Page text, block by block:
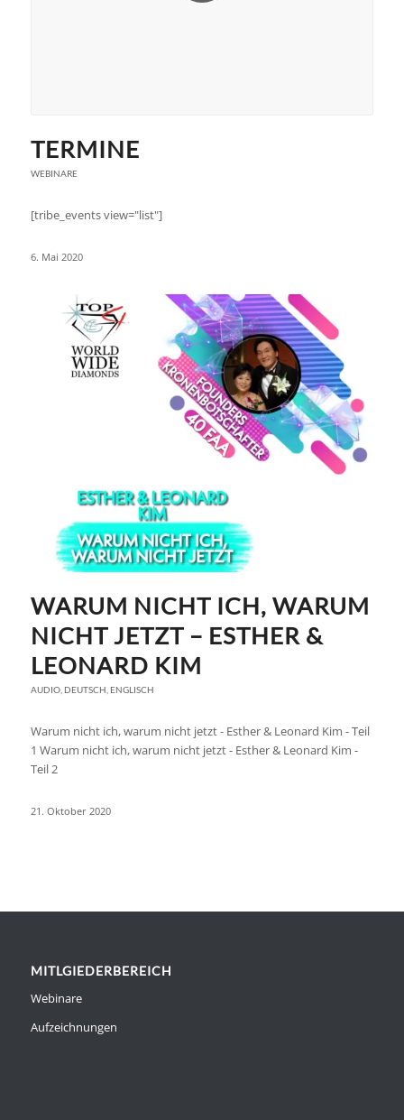
TERMINE
WEBINARE
[tribe_events view="list"]
6. Mai 2020
WARUM NICHT ICH, WARUM
NICHT JETZT – ESTHER &
LEONARD KIM
AUDIO, DEUTSCH ENGLISCH
Warum nicht ich, warum nicht jetzt - Esther & Leonard Kim - Teil
1 Warum nicht ich, warum nicht jetzt - Esther & Leonard Kim -
Teil 2
21. Oktober 2020
MITLGIEDERBEREICH
Webinare
Aufzeichnungen